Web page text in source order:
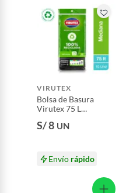
VIRUTEX
Bolsa de Basura
Virutex 75 L
S/ 8 UN
Envío rápido